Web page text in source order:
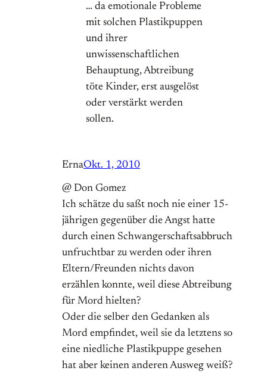
… da emotionale Probleme
mit solchen Plastikpuppen
und ihrer
unwissenschaftlichen
Behauptung, Abtreibung
töte Kinder, erst ausgelöst
oder verstärkt werden
sollen.
ErnaOkt. 1, 2010
@ Don Gomez
Ich schätze du saßt noch nie einer 15-
jährigen gegenüber die Angst hatte
durch einen Schwangerschaftsabbruch
unfruchtbar zu werden oder ihren
Eltern/Freunden nichts davon
erzählen konnte, weil diese Abtreibung
für Mord hielten?
Oder die selber den Gedanken als
Mord empfindet, weil sie da letztens so
eine niedliche Plastikpuppe gesehen
hat aber keinen anderen Ausweg weiß?